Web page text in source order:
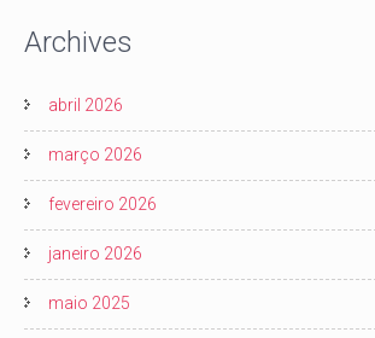
Archives
abril 2026
março 2026
fevereiro 2026
janeiro 2026
maio 2025